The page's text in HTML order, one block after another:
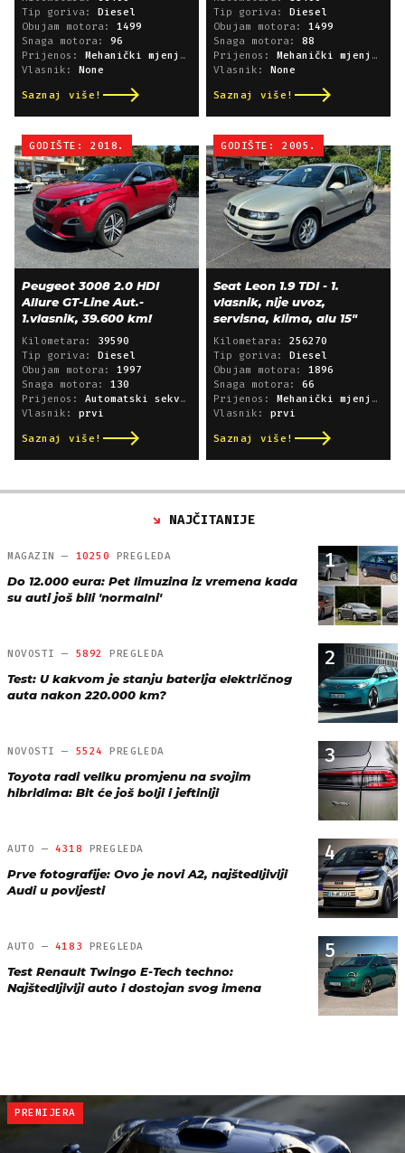
Tip goriva: Diesel
Obujam motora: 1499
Snaga motora: 96
Prijenos: Mehanički mjenjač
Vlasnik: None
Saznaj više!
Tip goriva: Diesel
Obujam motora: 1499
Snaga motora: 88
Prijenos: Mehanički mjenjač
Vlasnik: None
Saznaj više!
GODIŠTE: 2018.
Peugeot 3008 2.0 HDI
Allure GT-Line Aut.-
1.vlasnik, 39.600 km!
Kilometara: 39590
Tip goriva: Diesel
Obujam motora: 1997
Snaga motora: 130
Prijenos: Automatski sekvencijski
Vlasnik: prvi
Saznaj više!
GODIŠTE: 2005.
Seat Leon 1.9 TDI - 1.
vlasnik, nije uvoz,
servisna, klima, alu 15"
Kilometara: 256270
Tip goriva: Diesel
Obujam motora: 1896
Snaga motora: 66
Prijenos: Mehanički mjenjač
Vlasnik: prvi
Saznaj više!
NAJČITANIJE
1
MAGAZIN — 10250 PREGLEDA
Do 12.000 eura: Pet limuzina iz vremena kada
su auti još bili 'normalni'
2
NOVOSTI — 5892 PREGLEDA
Test: U kakvom je stanju baterija električnog
auta nakon 220.000 km?
3
NOVOSTI — 5524 PREGLEDA
Toyota radi veliku promjenu na svojim
hibridima: Bit će još bolji i jeftiniji
4
AUTO — 4318 PREGLEDA
Prve fotografije: Ovo je novi A2, najštedljiviji
Audi u povijesti
5
AUTO — 4183 PREGLEDA
Test Renault Twingo E-Tech techno:
Najštedljiviji auto i dostojan svog imena
PREMIJERA